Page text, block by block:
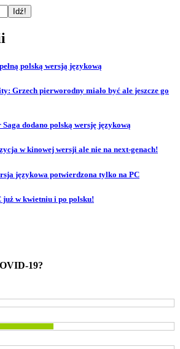
polską wersją językową
Grzech pierworodny miało być ale jeszcze go
dodano polską wersję językową
w kinowej wersji ale nie na next-genach!
językowa potwierdzona tylko na PC
już w kwietniu i po polsku!
19?